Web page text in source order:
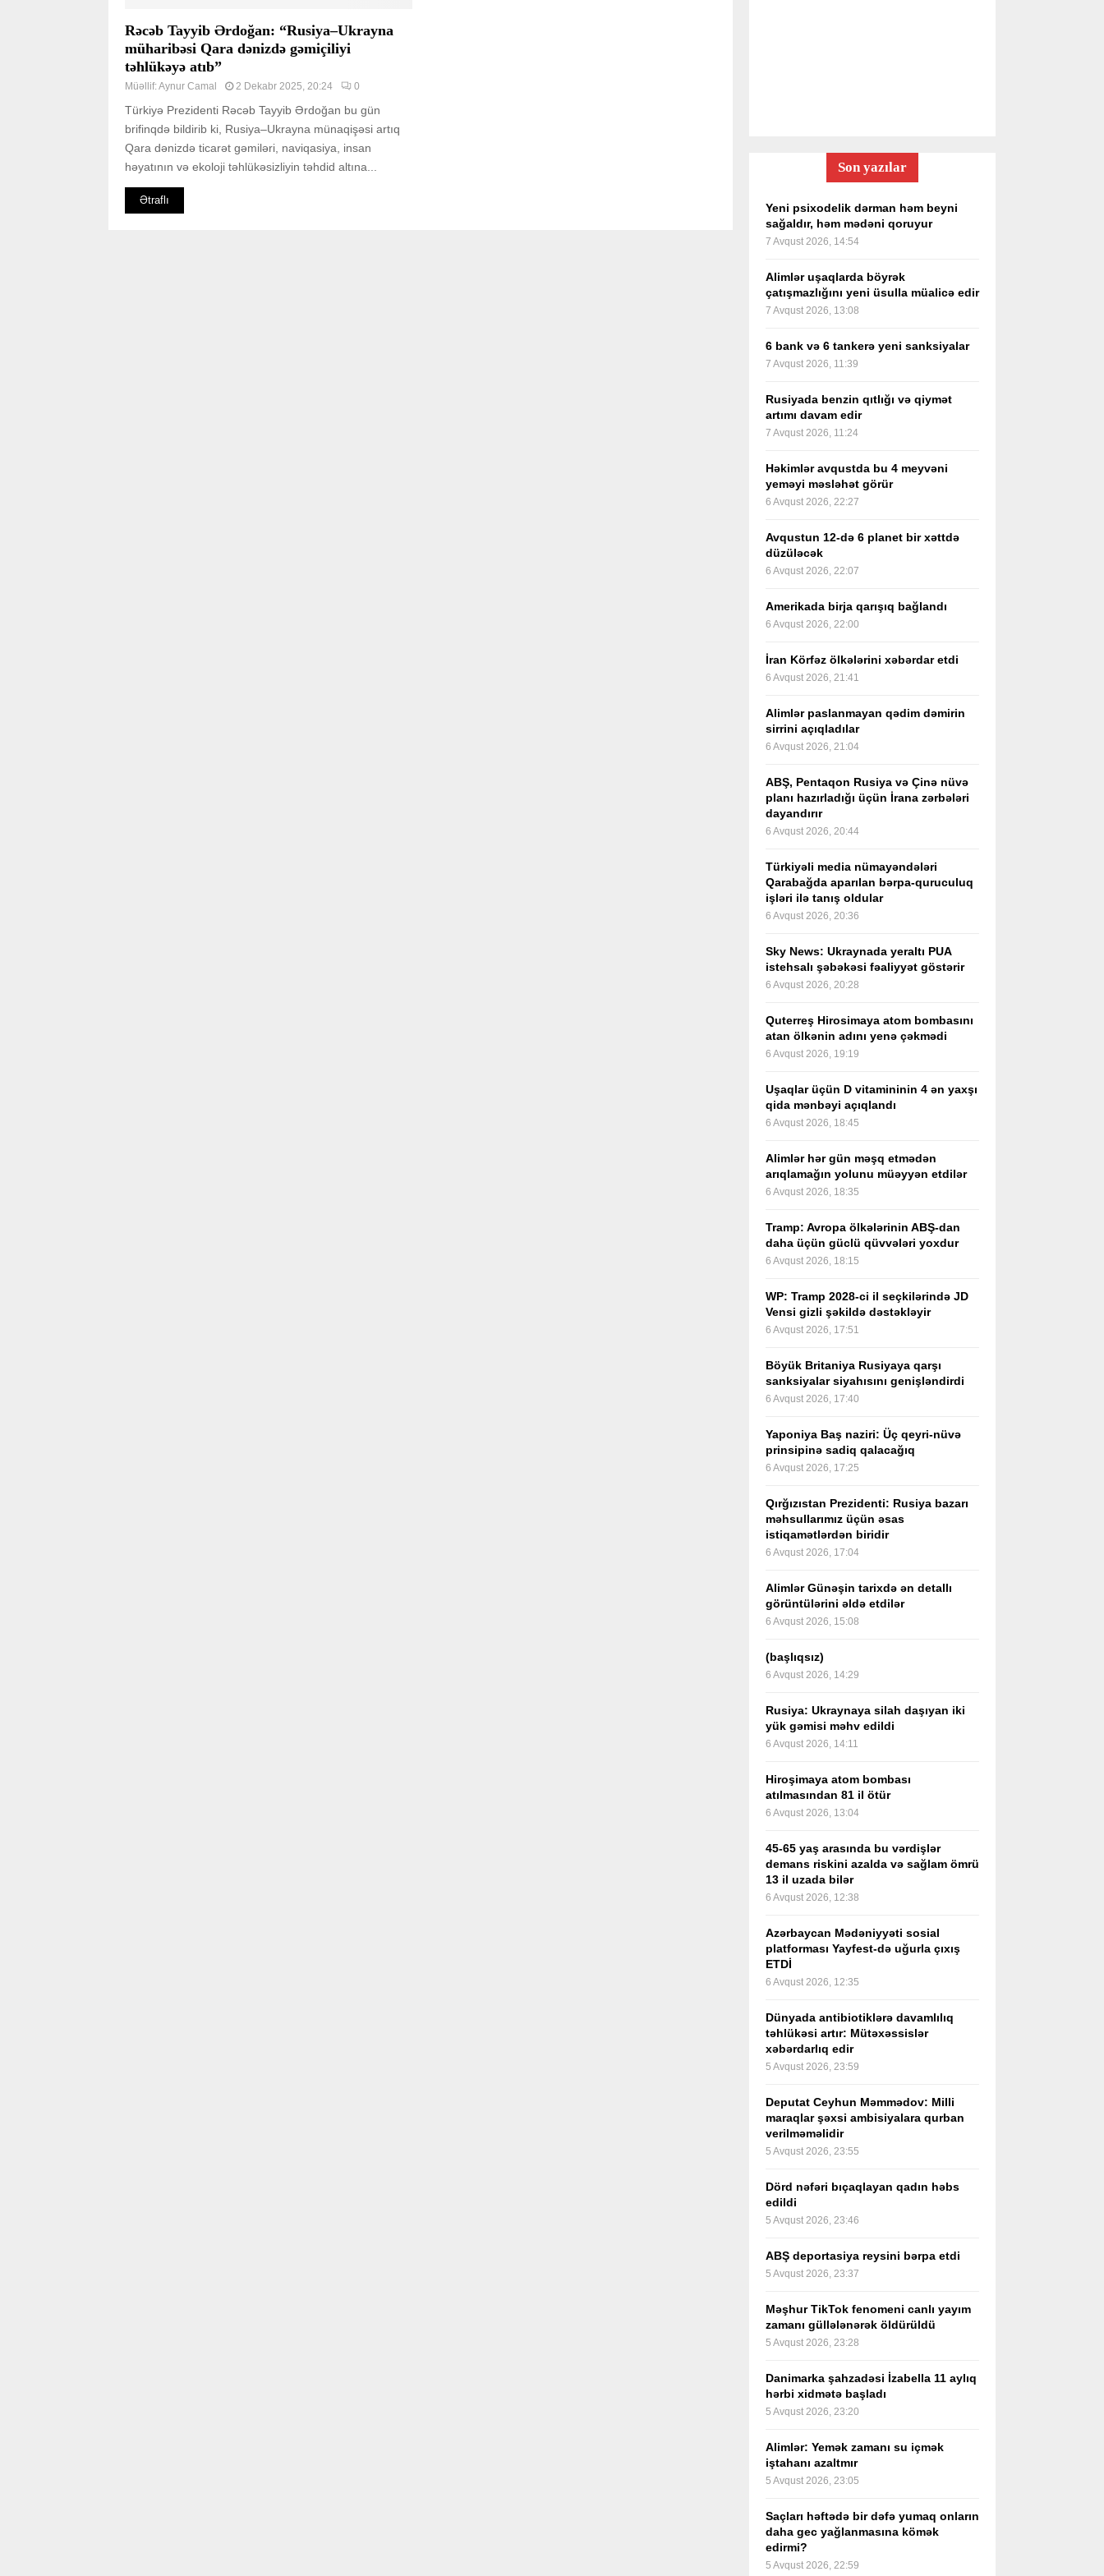
Rəcəb Tayyib Ərdoğan: “Rusiya–Ukrayna
müharibəsi Qara dənizdə gəmiçiliyi
təhlükəyə atıb”
Müəllif:Aynur Camal 2 Dekabr 2025, 20:24 0
Türkiyə Prezidenti Rəcəb Tayyib Ərdoğan bu gün
brifinqdə bildirib ki, Rusiya–Ukrayna münaqişəsi artıq
Qara dənizdə ticarət gəmiləri, naviqasiya, insan
həyatının və ekoloji təhlükəsizliyin təhdid altına...
Ətraflı
Son yazılar
Yeni psixodelik dərman həm beyni
sağaldır, həm mədəni qoruyur
7 Avqust 2026, 14:54
Alimlər uşaqlarda böyrək
çatışmazlığını yeni üsulla müalicə edir
7 Avqust 2026, 13:08
6 bank və 6 tankerə yeni sanksiyalar
7 Avqust 2026, 11:39
Rusiyada benzin qıtlığı və qiymət
artımı davam edir
7 Avqust 2026, 11:24
Həkimlər avqustda bu 4 meyvəni
yeməyi məsləhət görür
6 Avqust 2026, 22:27
Avqustun 12-də 6 planet bir xəttdə
düzüləcək
6 Avqust 2026, 22:07
Amerikada birja qarışıq bağlandı
6 Avqust 2026, 22:00
İran Körfəz ölkələrini xəbərdar etdi
6 Avqust 2026, 21:41
Alimlər paslanmayan qədim dəmirin
sirrini açıqladılar
6 Avqust 2026, 21:04
ABŞ, Pentaqon Rusiya və Çinə nüvə
planı hazırladığı üçün İrana zərbələri
dayandırır
6 Avqust 2026, 20:44
Türkiyəli media nümayəndələri
Qarabağda aparılan bərpa-quruculuq
işləri ilə tanış oldular
6 Avqust 2026, 20:36
Sky News: Ukraynada yeraltı PUA
istehsalı şəbəkəsi fəaliyyət göstərir
6 Avqust 2026, 20:28
Quterreş Hirosimaya atom bombasını
atan ölkənin adını yenə çəkmədi
6 Avqust 2026, 19:19
Uşaqlar üçün D vitamininin 4 ən yaxşı
qida mənbəyi açıqlandı
6 Avqust 2026, 18:45
Alimlər hər gün məşq etmədən
arıqlamağın yolunu müəyyən etdilər
6 Avqust 2026, 18:35
Tramp: Avropa ölkələrinin ABŞ-dan
daha üçün güclü qüvvələri yoxdur
6 Avqust 2026, 18:15
WP: Tramp 2028-ci il seçkilərində JD
Vensi gizli şəkildə dəstəkləyir
6 Avqust 2026, 17:51
Böyük Britaniya Rusiyaya qarşı
sanksiyalar siyahısını genişləndirdi
6 Avqust 2026, 17:40
Yaponiya Baş naziri: Üç qeyri-nüvə
prinsipinə sadiq qalacağıq
6 Avqust 2026, 17:25
Qırğızıstan Prezidenti: Rusiya bazarı
məhsullarımız üçün əsas
istiqamətlərdən biridir
6 Avqust 2026, 17:04
Alimlər Günəşin tarixdə ən detallı
görüntülərini əldə etdilər
6 Avqust 2026, 15:08
(başlıqsız)
6 Avqust 2026, 14:29
Rusiya: Ukraynaya silah daşıyan iki
yük gəmisi məhv edildi
6 Avqust 2026, 14:11
Hiroşimaya atom bombası
atılmasından 81 il ötür
6 Avqust 2026, 13:04
45-65 yaş arasında bu vərdişlər
demans riskini azalda və sağlam ömrü
13 il uzada bilər
6 Avqust 2026, 12:38
Azərbaycan Mədəniyyəti sosial
platforması Yayfest-də uğurla çıxış
ETDİ
6 Avqust 2026, 12:35
Dünyada antibiotiklərə davamlılıq
təhlükəsi artır: Mütəxəssislər
xəbərdarlıq edir
5 Avqust 2026, 23:59
Deputat Ceyhun Məmmədov: Milli
maraqlar şəxsi ambisiyalara qurban
verilməməlidir
5 Avqust 2026, 23:55
Dörd nəfəri bıçaqlayan qadın həbs
edildi
5 Avqust 2026, 23:46
ABŞ deportasiya reysini bərpa etdi
5 Avqust 2026, 23:37
Məşhur TikTok fenomeni canlı yayım
zamanı güllələnərək öldürüldü
5 Avqust 2026, 23:28
Danimarka şahzadəsi İzabella 11 aylıq
hərbi xidmətə başladı
5 Avqust 2026, 23:20
Alimlər: Yemək zamanı su içmək
iştahanı azaltmır
5 Avqust 2026, 23:05
Saçları həftədə bir dəfə yumaq onların
daha gec yağlanmasına kömək
edirmi?
5 Avqust 2026, 22:59